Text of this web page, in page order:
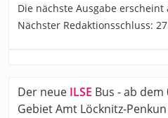
Die nächste Ausgabe erscheint
Nächster Redaktionsschluss:
Der neue ILSE Bus - ab dem
Gebiet Amt Löcknitz-Penkun